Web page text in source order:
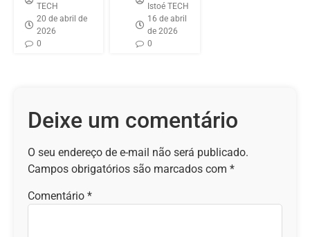
TECH
20 de abril de
2026
0
Istoé TECH
16 de abril
de 2026
0
Deixe um comentário
O seu endereço de e-mail não será publicado.
Campos obrigatórios são marcados com *
Comentário *